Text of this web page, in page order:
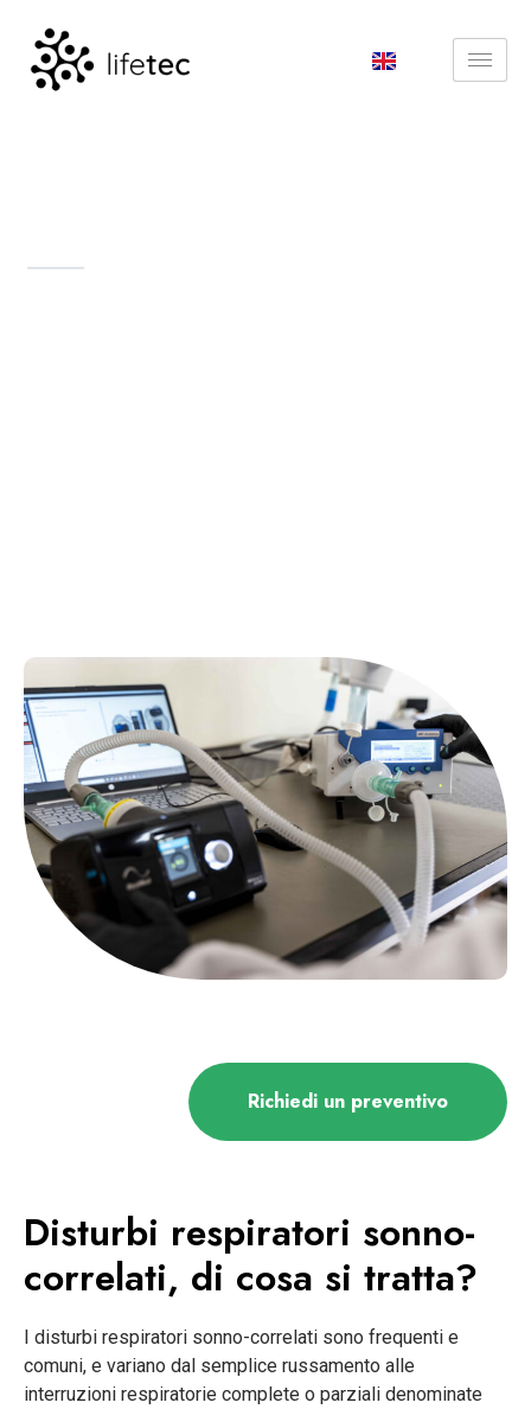
Richiedi un preventivo
Disturbi respiratori sonno-
correlati, di cosa si tratta?
I disturbi respiratori sonno-correlati sono frequenti e
comuni, e variano dal semplice russamento alle
interruzioni respiratorie complete o parziali denominate